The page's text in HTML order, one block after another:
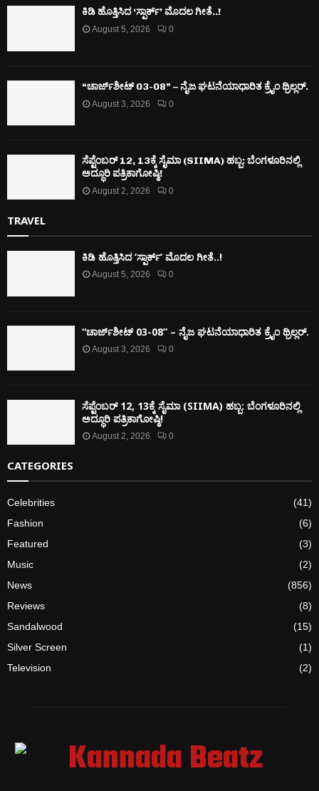
ಕಿಡಿ‌‌ ಹೊತ್ತಿಸಿದ ‘ಸ್ಪಾರ್ಕ್’ ಮೊದಲ‌ ಗೀತೆ..!
August 5, 2026 0
“ಚಾರ್ಜ್‌ಶೀಟ್ 03-08” – ನೈಜ ಘಟನೆಯಾಧಾರಿತ ಕ್ರೈಂ ಥ್ರಿಲ್ಲರ್.
August 3, 2026 0
ಸೆಪ್ಟೆಂಬರ್ 12, 13ಕ್ಕೆ ಸೈಮಾ (SIIMA) ಹಬ್ಬ: ಬೆಂಗಳೂರಿನಲ್ಲಿ
ಅದ್ಧೂರಿ ಪತ್ರಿಕಾಗೋಷ್ಠಿ!
August 2, 2026 0
TRAVEL
ಕಿಡಿ‌‌ ಹೊತ್ತಿಸಿದ ‘ಸ್ಪಾರ್ಕ್’ ಮೊದಲ‌ ಗೀತೆ..!
August 5, 2026 0
“ಚಾರ್ಜ್‌ಶೀಟ್ 03-08” – ನೈಜ ಘಟನೆಯಾಧಾರಿತ ಕ್ರೈಂ ಥ್ರಿಲ್ಲರ್.
August 3, 2026 0
ಸೆಪ್ಟೆಂಬರ್ 12, 13ಕ್ಕೆ ಸೈಮಾ (SIIMA) ಹಬ್ಬ: ಬೆಂಗಳೂರಿನಲ್ಲಿ
ಅದ್ಧೂರಿ ಪತ್ರಿಕಾಗೋಷ್ಠಿ!
August 2, 2026 0
CATEGORIES
Celebrities
(41)
Fashion
(6)
Featured
(3)
Music
(2)
News
(856)
Reviews
(8)
Sandalwood
(15)
Silver Screen
(1)
Television
(2)